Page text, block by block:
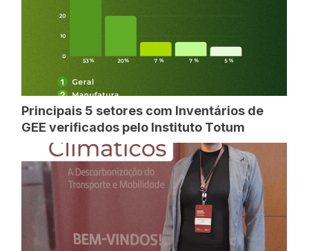
Principais 5 setores com Inventários de
GEE verificados pelo Instituto Totum